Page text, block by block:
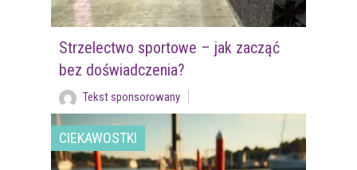
Strzelectwo sportowe – jak zacząć
bez doświadczenia?
Tekst sponsorowany
CIEKAWOSTKI